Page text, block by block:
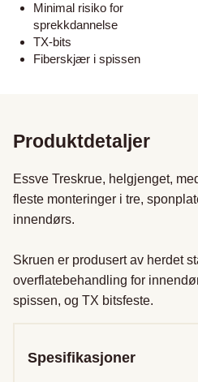
Minimal risiko for
sprekkdannelse
TX-bits
Fiberskjær i spissen
Produktdetaljer
Essve Treskrue, helgjenget,
fleste monteringer i tre,
innendørs.
Skruen er produsert av herdet
overflatebehandling for
spissen, og TX bitsfeste.
Spesifikasjoner